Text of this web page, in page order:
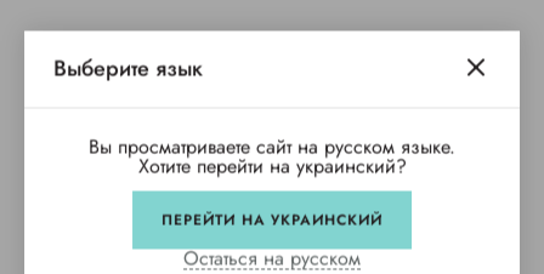
Выберите язык
Вы просматриваете сайт на русском языке.
Хотите перейти на украинский?
ПЕРЕЙТИ НА УКРАИНСКИЙ
Остаться на русском